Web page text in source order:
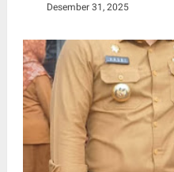
Desember 31, 2025